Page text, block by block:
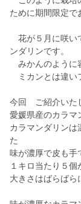
ために期間限定で
花が５月に咲い
ンダリンです。
みかんのように
ミカンとは違い
今回 ご紹介いた
愛媛県産のカラマ
カラマンダリンは
た
味が濃厚で皮も手
１キロ当たり５個
大きさはばらばら